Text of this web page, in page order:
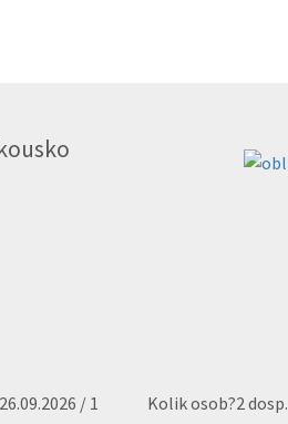
/ 1
Kolik osob?2 dosp.